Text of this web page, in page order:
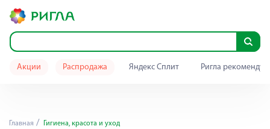
Акции Распродажа Яндекс Сплит Ригла
Главная Гигиена, красота и уход